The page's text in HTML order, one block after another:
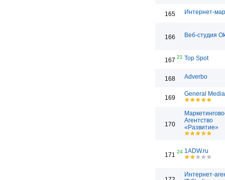
165 Интернет-
166 Веб-студия
167 21 Top Spot
168 Adverbo
169
General
170
Агентство
«Развитие»
171 24 1ADW.ru
Интернет-